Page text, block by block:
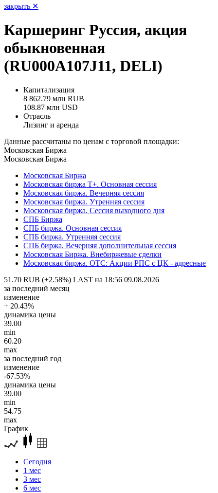
закрыть ✕
Каршеринг Руссия, акция
обыкновенная
(RU000A107J11, DELI)
Капитализация
8 862.79 млн RUB
108.87 млн USD
Отрасль
Лизинг и аренда
Данные рассчитаны по ценам с торговой площадки:
Московская Биржа
Московская Биржа
Московская Биржа
Московская биржа Т+. Основная сессия
Московская биржа. Вечерняя сессия
Московская биржа. Утренняя сессия
Московская биржа. Сессия выходного дня
СПБ Биржа
СПБ биржа. Основная сессия
СПБ биржа. Утренняя сессия
СПБ биржа. Вечерняя дополнительная сессия
Московская Биржа. Внебиржевые сделки
Московская биржа. OTC: Акции РПС с ЦК - адресные
51.70 RUB (+2.58%) LAST на 18:56 09.08.2026
за последний месяц
изменение
+ 20.43%
динамика цены
39.00
min
60.20
max
за последний год
изменение
-67.53%
динамика цены
39.00
min
54.75
max
График
Сегодня
1 мес
3 мес
6 мес